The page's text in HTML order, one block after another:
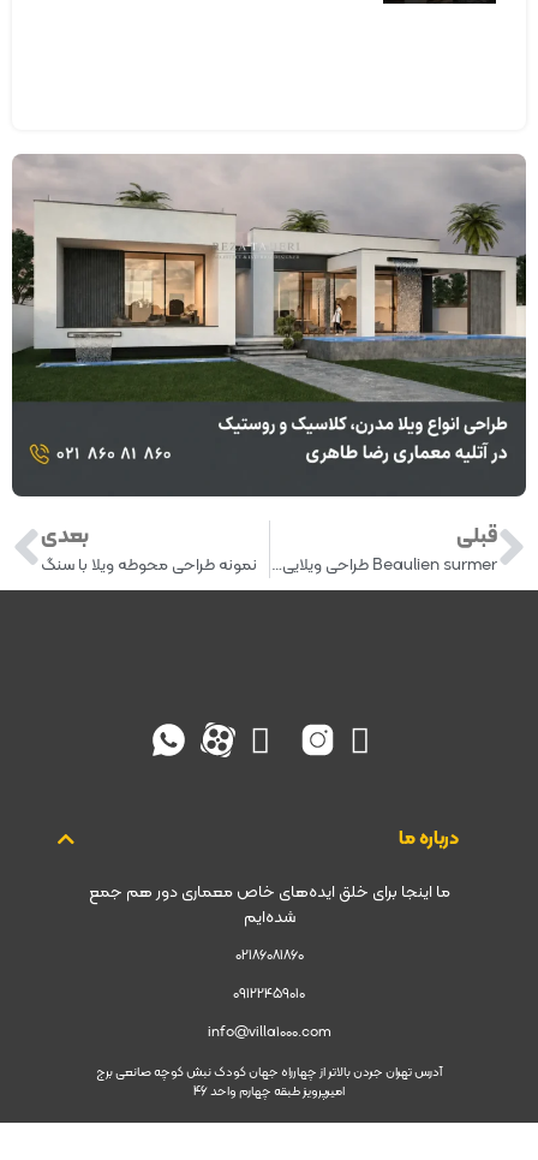
قبلی
Beaulien surmer طراحی ویلایی زیبا در سواحل
بعدی
نمونه طراحی محوطه ویلا با سنگ
درباره ما
ما اینجا برای خلق ایده‌های خاص معماری دور هم جمع
شده‌ایم
02186081860
09122459010
info@villa1000.com
آدرس تهران جردن بالاتر از چهارراه جهان کودک نبش کوچه صانعی برج
امیرپرویز طبقه چهارم واحد 46